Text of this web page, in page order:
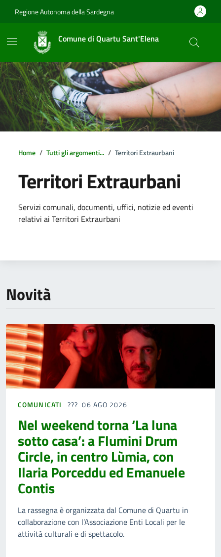
Regione Autonoma della Sardegna
Comune di Quartu Sant'Elena
Home Tutti gli argomenti... Territori Extraurbani
Territori Extraurbani
Dettagli della notizia
Servizi comunali, documenti, uffici, notizie ed eventi
relativi ai Territori Extraurbani
Novità
COMUNICATI 06 AGO 2026
Nel weekend torna ‘La luna
sotto casa’: a Flumini Drum
Circle, in centro Lùmia, con
Ilaria Porceddu ed Emanuele
Contis
La rassegna è organizzata dal Comune di Quartu in
collaborazione con l’Associazione Enti Locali per le
attività culturali e di spettacolo.